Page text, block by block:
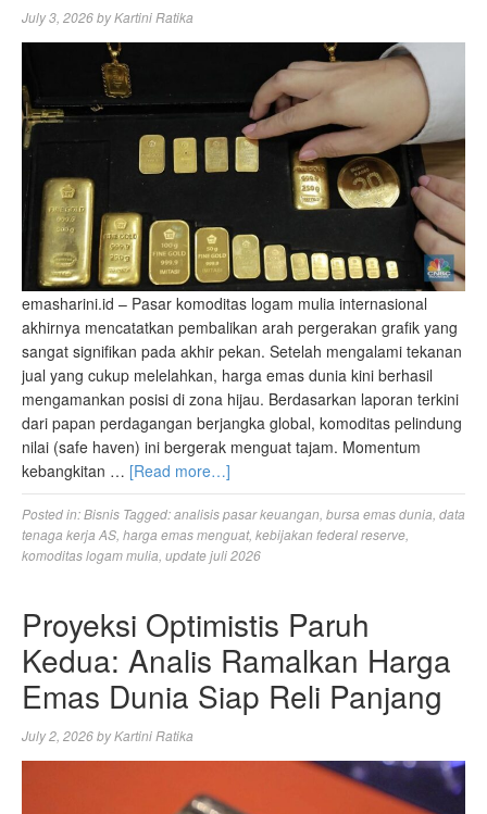
July 3, 2026byKartini Ratika
emasharini.id – Pasar komoditas logam mulia internasional
akhirnya mencatatkan pembalikan arah pergerakan grafik yang
sangat signifikan pada akhir pekan. Setelah mengalami tekanan
jual yang cukup melelahkan, harga emas dunia kini berhasil
mengamankan posisi di zona hijau. Berdasarkan laporan terkini
dari papan perdagangan berjangka global, komoditas pelindung
nilai (safe haven) ini bergerak menguat tajam. Momentum
kebangkitan … [Read more…]
Posted in:Bisnis Tagged:analisis pasar keuangan, bursa emas dunia, data
tenaga kerja AS, harga emas menguat, kebijakan federal reserve,
komoditas logam mulia, update juli 2026
Proyeksi Optimistis Paruh
Kedua: Analis Ramalkan Harga
Emas Dunia Siap Reli Panjang
July 2, 2026byKartini Ratika